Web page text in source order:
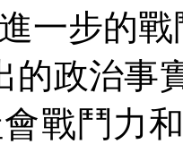
一步的戰
的政治事
戰鬥力